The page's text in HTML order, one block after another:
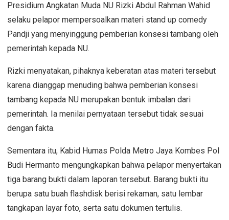
Presidium Angkatan Muda NU Rizki Abdul Rahman Wahid
selaku pelapor mempersoalkan materi stand up comedy
Pandji yang menyinggung pemberian konsesi tambang oleh
pemerintah kepada NU.
Rizki menyatakan, pihaknya keberatan atas materi tersebut
karena dianggap menuding bahwa pemberian konsesi
tambang kepada NU merupakan bentuk imbalan dari
pemerintah. Ia menilai pernyataan tersebut tidak sesuai
dengan fakta.
Sementara itu, Kabid Humas Polda Metro Jaya Kombes Pol
Budi Hermanto mengungkapkan bahwa pelapor menyertakan
tiga barang bukti dalam laporan tersebut. Barang bukti itu
berupa satu buah flashdisk berisi rekaman, satu lembar
tangkapan layar foto, serta satu dokumen tertulis.